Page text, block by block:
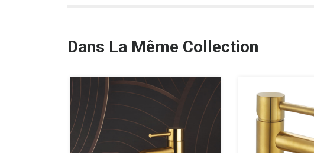
Dans La Même Collection